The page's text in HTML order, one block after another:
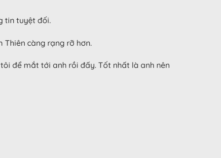
tin tuyệt đối.
Thiên càng rạng rỡ hơn.
để mắt tới anh rồi đấy. Tốt nhất là anh nên